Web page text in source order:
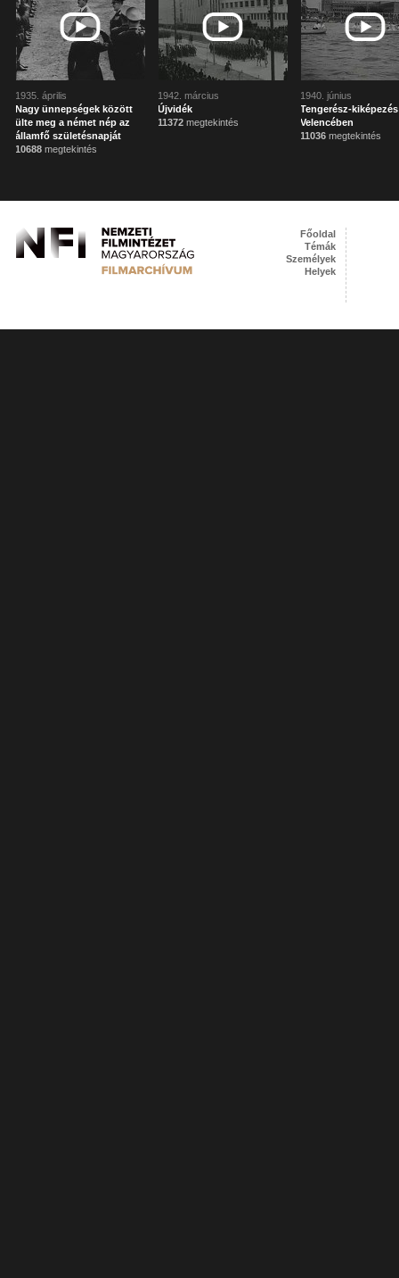
1935. április
Nagy ünnepségek között
ülte meg a német nép az
államfő születésnapját
10688 megtekintés
1942. március
Újvidék
11372 megtekintés
1940. június
Tengerész-kiképezés
Velencében
11036 megtekintés
Főoldal
Témák
Személyek
Helyek